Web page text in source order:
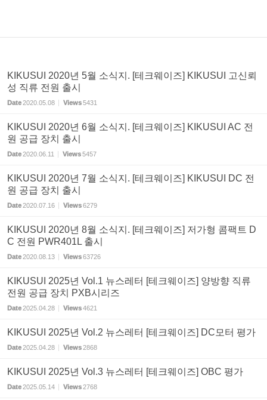
KIKUSUI 2020년 5월 소식지. [테크웨이즈] KIKUSUI 고신뢰
성 직류 전원 출시
Date2020.05.08 Views5431
KIKUSUI 2020년 6월 소식지. [테크웨이즈] KIKUSUI AC 전
원 공급 장치 출시
Date2020.06.11 Views5457
KIKUSUI 2020년 7월 소식지. [테크웨이즈] KIKUSUI DC 전
원 공급 장치 출시
Date2020.07.16 Views6279
KIKUSUI 2020년 8월 소식지. [테크웨이즈] 저가형 콤팩트 D
C 전원 PWR401L 출시
Date2020.08.13 Views63726
KIKUSUI 2025년 Vol.1 뉴스레터 [테크웨이즈] 양방향 직류
전원 공급 장치 PXB시리즈
Date2025.04.28 Views4621
KIKUSUI 2025년 Vol.2 뉴스레터 [테크웨이즈] DC모터 평가
Date2025.04.28 Views2868
KIKUSUI 2025년 Vol.3 뉴스레터 [테크웨이즈] OBC 평가
Date2025.05.14 Views2768